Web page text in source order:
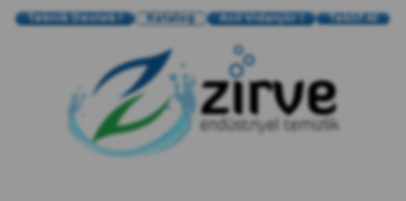
Teknik Destek ! Katalog Acil Vidanjör ! Teklif Al